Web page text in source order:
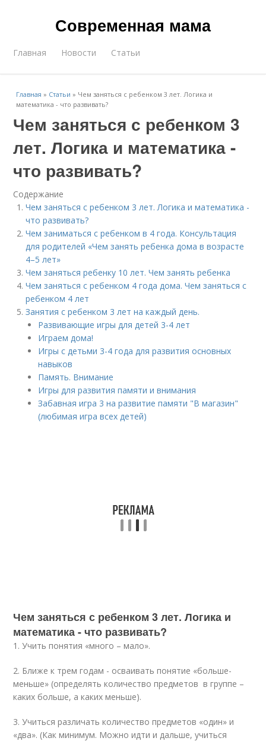
Современная мама
Главная Новости Статьи
Главная » Статьи » Чем заняться с ребенком 3 лет. Логика и
математика - что развивать?
Чем заняться с ребенком 3
лет. Логика и математика -
что развивать?
Содержание
Чем заняться с ребенком 3 лет. Логика и математика -
что развивать?
Чем заниматься с ребенком в 4 года. Консультация
для родителей «Чем занять ребенка дома в возрасте
4–5 лет»
Чем заняться ребенку 10 лет. Чем занять ребенка
Чем заняться с ребенком 4 года дома. Чем заняться с
ребенком 4 лет
Занятия с ребенком 3 лет на каждый день.
Развивающие игры для детей 3-4 лет
Играем дома!
Игры с детьми 3-4 года для развития основных
навыков
Память. Внимание
Игры для развития памяти и внимания
Забавная игра 3 на развитие памяти "В магазин"
(любимая игра всех детей)
Чем заняться с ребенком 3 лет. Логика и
математика - что развивать?
1. Учить понятия «много – мало».
2. Ближе к трем годам - осваивать понятие «больше-
меньше» (определять количество предметов в группе –
каких больше, а каких меньше).
3. Учиться различать количество предметов «один» и
«два». (Как минимум. Можно идти и дальше, учиться